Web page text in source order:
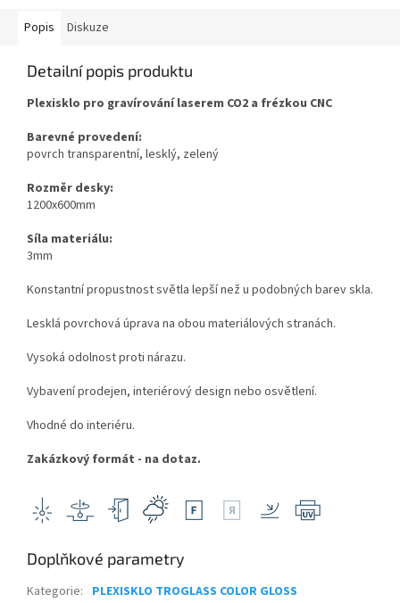
Popis Diskuze
Detailní popis produktu
Plexisklo pro gravírování laserem CO2 a frézkou CNC
Barevné provedení:
povrch transparentní, lesklý, zelený
Rozměr desky:
1200x600mm
Síla materiálu:
3mm
Konstantní propustnost světla lepší než u podobných barev skla.
Lesklá povrchová úprava na obou materiálových stranách.
Vysoká odolnost proti nárazu.
Vybavení prodejen, interiérový design nebo osvětlení.
Vhodné do interiéru.
Zakázkový formát - na dotaz.
Doplňkové parametry
Kategorie: PLEXISKLO TROGLASS COLOR GLOSS